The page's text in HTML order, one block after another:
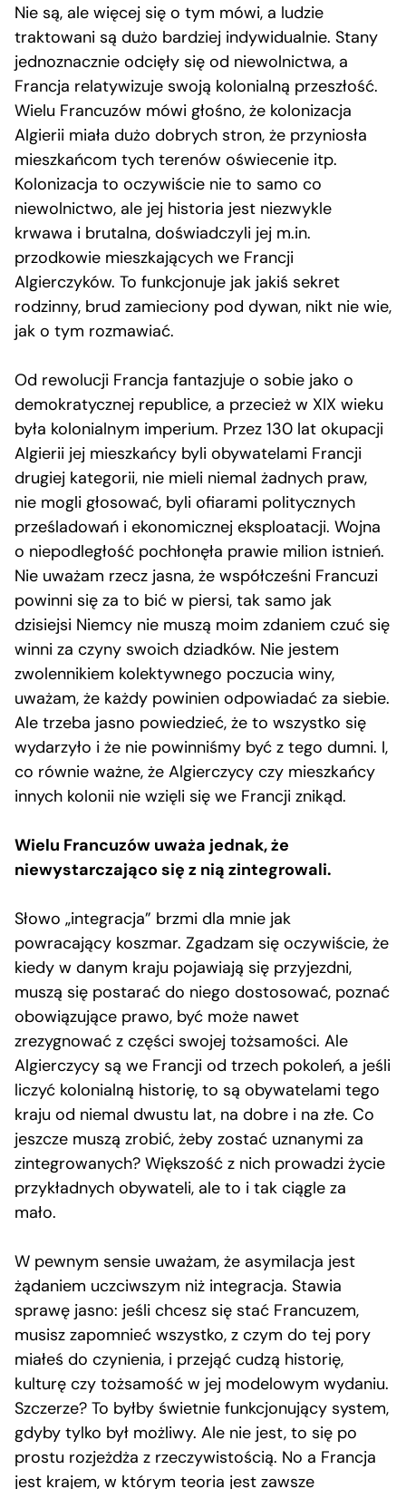
Nie są, ale więcej się o tym mówi, a ludzie
traktowani są dużo bardziej indywidualnie. Stany
jednoznacznie odcięły się od niewolnictwa, a
Francja relatywizuje swoją kolonialną przeszłość.
Wielu Francuzów mówi głośno, że kolonizacja
Algierii miała dużo dobrych stron, że przyniosła
mieszkańcom tych terenów oświecenie itp.
Kolonizacja to oczywiście nie to samo co
niewolnictwo, ale jej historia jest niezwykle
krwawa i brutalna, doświadczyli jej m.in.
przodkowie mieszkających we Francji
Algierczyków. To funkcjonuje jak jakiś sekret
rodzinny, brud zamieciony pod dywan, nikt nie wie,
jak o tym rozmawiać.
Od rewolucji Francja fantazjuje o sobie jako o
demokratycznej republice, a przecież w XIX wieku
była kolonialnym imperium. Przez 130 lat okupacji
Algierii jej mieszkańcy byli obywatelami Francji
drugiej kategorii, nie mieli niemal żadnych praw,
nie mogli głosować, byli ofiarami politycznych
prześladowań i ekonomicznej eksploatacji. Wojna
o niepodległość pochłonęła prawie milion istnień.
Nie uważam rzecz jasna, że współcześni Francuzi
powinni się za to bić w piersi, tak samo jak
dzisiejsi Niemcy nie muszą moim zdaniem czuć się
winni za czyny swoich dziadków. Nie jestem
zwolennikiem kolektywnego poczucia winy,
uważam, że każdy powinien odpowiadać za siebie.
Ale trzeba jasno powiedzieć, że to wszystko się
wydarzyło i że nie powinniśmy być z tego dumni. I,
co równie ważne, że Algierczycy czy mieszkańcy
innych kolonii nie wzięli się we Francji znikąd.
Wielu Francuzów uważa jednak, że
niewystarczająco się z nią zintegrowali.
Słowo „integracja” brzmi dla mnie jak
powracający koszmar. Zgadzam się oczywiście, że
kiedy w danym kraju pojawiają się przyjezdni,
muszą się postarać do niego dostosować, poznać
obowiązujące prawo, być może nawet
zrezygnować z części swojej tożsamości. Ale
Algierczycy są we Francji od trzech pokoleń, a jeśli
liczyć kolonialną historię, to są obywatelami tego
kraju od niemal dwustu lat, na dobre i na złe. Co
jeszcze muszą zrobić, żeby zostać uznanymi za
zintegrowanych? Większość z nich prowadzi życie
przykładnych obywateli, ale to i tak ciągle za
mało.
W pewnym sensie uważam, że asymilacja jest
żądaniem uczciwszym niż integracja. Stawia
sprawę jasno: jeśli chcesz się stać Francuzem,
musisz zapomnieć wszystko, z czym do tej pory
miałeś do czynienia, i przejąć cudzą historię,
kulturę czy tożsamość w jej modelowym wydaniu.
Szczerze? To byłby świetnie funkcjonujący system,
gdyby tylko był możliwy. Ale nie jest, to się po
prostu rozjeżdża z rzeczywistością. No a Francja
jest krajem, w którym teoria jest zawsze